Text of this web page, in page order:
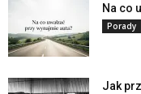
Na co
Porady
Jak